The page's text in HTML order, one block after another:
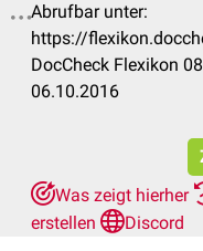
Abrufbar unter:
https://
DocCheck Flexikon
06.10.2016
Was zeigt hierher
erstellen
Discord